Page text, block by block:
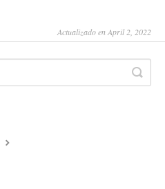
Actualizado en April 2, 2022